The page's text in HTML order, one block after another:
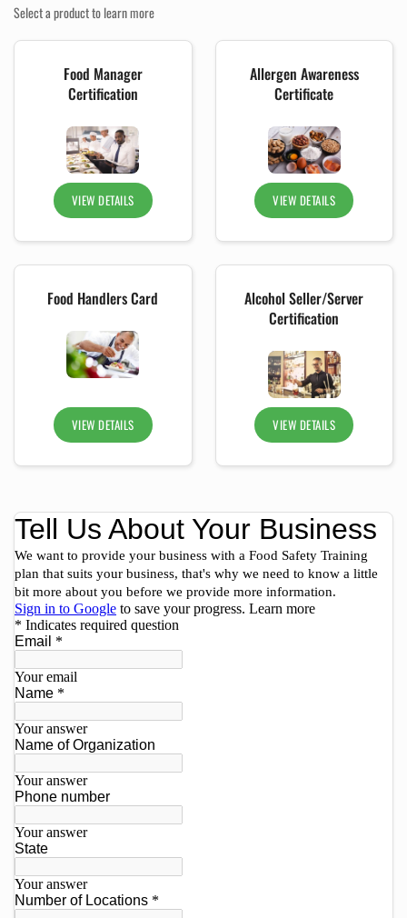
Select a product to learn more
Food Manager
Certification
VIEW DETAILS
Allergen Awareness
Certificate
VIEW DETAILS
Food Handlers Card
VIEW DETAILS
Alcohol Seller/Server
Certification
VIEW DETAILS